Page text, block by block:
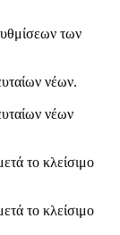
των
νέων.
νέων
το κλείσιμο
το κλείσιμο